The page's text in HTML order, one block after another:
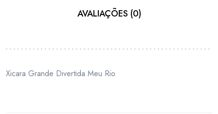
AVALIAÇÕES (0)
Xicara Grande Divertida Meu Rio